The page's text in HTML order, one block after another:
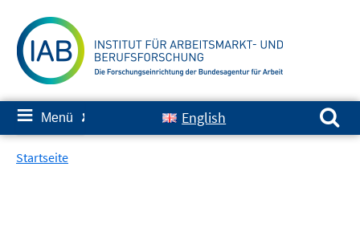
zum
Inhalt
≡ Menü ✘ English
Suchen nach:
Startseite